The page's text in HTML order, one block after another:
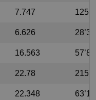
7.747
6.626
16.563
22.78
22.348